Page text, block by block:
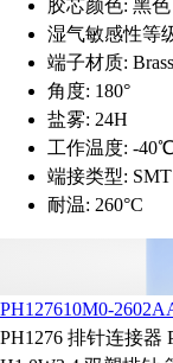
胶芯颜色: 黑色
湿气敏感性等
端子材质: Brass
角度: 180°
盐雾: 24H
工作温度: -
端接类型: SMT
耐温: 260°C
PH127610M0-
PH1276 排针连接器